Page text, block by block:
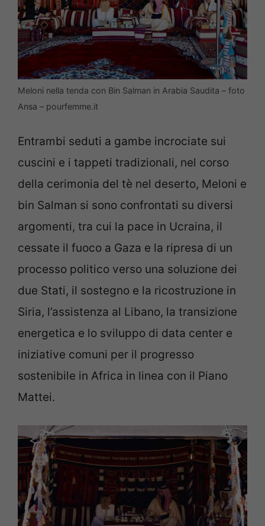
Meloni nella tenda con Bin Salman in Arabia Saudita – foto
Ansa – pourfemme.it
Entrambi seduti a gambe incrociate sui
cuscini e i tappeti tradizionali, nel corso
della cerimonia del tè nel deserto, Meloni e
bin Salman si sono confrontati su diversi
argomenti, tra cui la pace in Ucraina, il
cessate il fuoco a Gaza e la ripresa di un
processo politico verso una soluzione dei
due Stati, il sostegno e la ricostruzione in
Siria, l’assistenza al Libano, la transizione
energetica e lo sviluppo di data center e
iniziative comuni per il progresso
sostenibile in Africa in linea con il Piano
Mattei.